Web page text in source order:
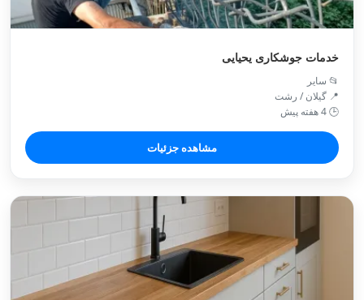
خدمات جوشکاری یحیایی
📂 سایر
📍 گیلان / رشت
🕒 4 هفته پیش
مشاهده جزئیات